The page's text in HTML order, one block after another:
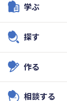
学ぶ
探す
作る
相談する